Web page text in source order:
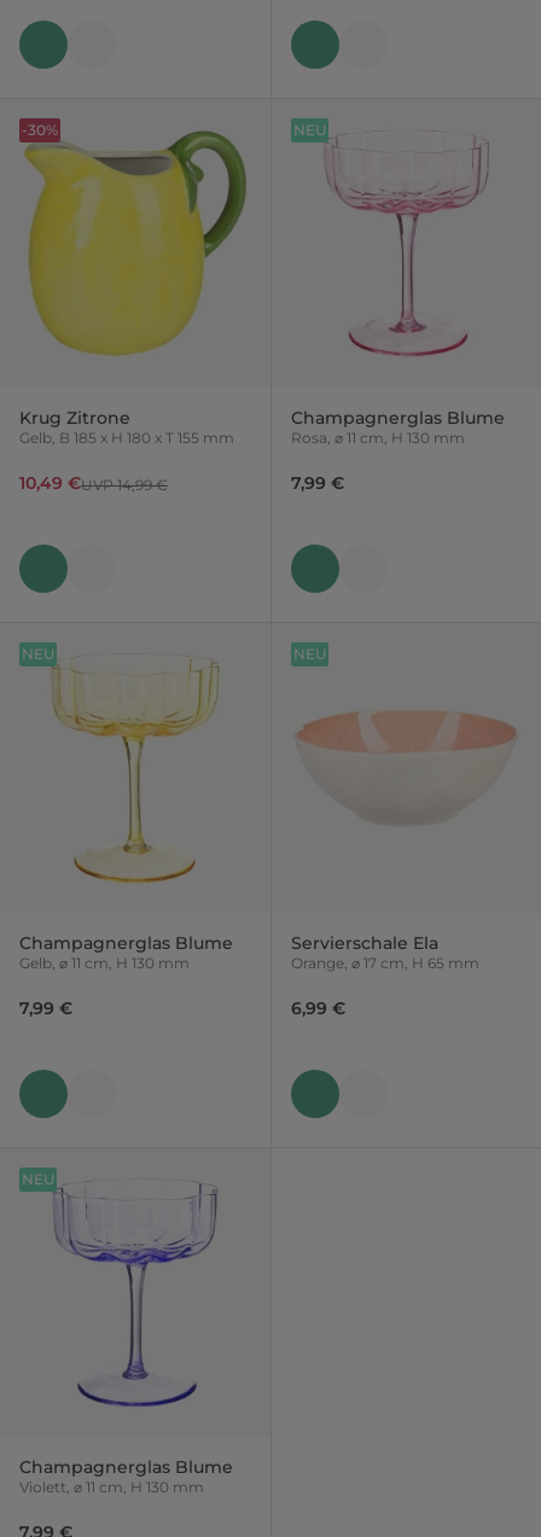
Krug Zitrone
Gelb, B 185 x H 180 x T 155 mm
10,49 €UVP 14,99 €
-30%
Champagnerglas Blume
Rosa, ⌀ 11 cm, H 130 mm
7,99 €
NEU
Champagnerglas Blume
Gelb, ⌀ 11 cm, H 130 mm
7,99 €
NEU
Servierschale Ela
Orange, ⌀ 17 cm, H 65 mm
6,99 €
NEU
Champagnerglas Blume
Violett, ⌀ 11 cm, H 130 mm
7,99 €
NEU